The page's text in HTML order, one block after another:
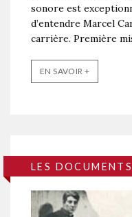
sonore est
d’entendre Marcel
carrière. Première
EN SAVOIR +
LES